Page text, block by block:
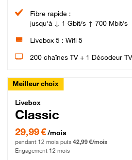
Fibre rapide :
jusqu'à ↓ 1 Gbit/s ↑ 700 Mbit/s
Livebox 5 : Wifi 5
200 chaînes TV + 1 Décodeur
Meilleur choix
Livebox Classic Fibre
Livebox
Classic
29,99 € par mois pendant 12 mois puis
29,99 €/mois
pendant 12 mois puis 42,99 €/mois
Engagement 12 mois